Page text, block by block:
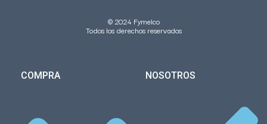
© 2024 Fymelco
Todos los derechos reservados
COMPRA NOSOTROS